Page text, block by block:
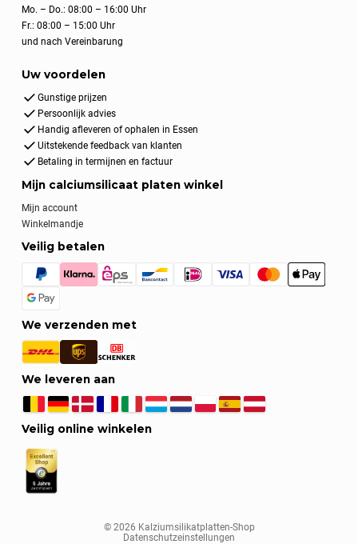
Mo. – Do.: 08:00 – 16:00 Uhr
Fr.: 08:00 – 15:00 Uhr
und nach Vereinbarung
Uw voordelen
Gunstige prijzen
Persoonlijk advies
Handig afleveren of ophalen in Essen
Uitstekende feedback van klanten
Betaling in termijnen en factuur
Mijn calciumsilicaat platen winkel
Mijn account
Winkelmandje
Veilig betalen
We verzenden met
We leveren aan
Veilig online winkelen
© 2026 Kalziumsilikatplatten-Shop
Datenschutzeinstellungen